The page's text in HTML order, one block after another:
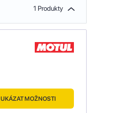
1 Produkty
UKÁZAT MOŽNOSTI